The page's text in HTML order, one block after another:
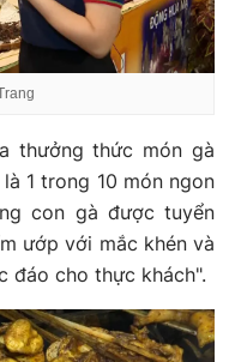
thưởng thức món gà
1 trong 10 món ngon
con gà được tuyển
ướp với mắc khén và
đáo cho thực khách".